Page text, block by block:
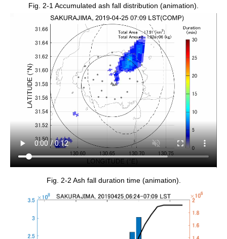
Fig. 2-1 Accumulated ash fall distribution (animation).
Fig. 2-2 Ash fall duration time (animation).